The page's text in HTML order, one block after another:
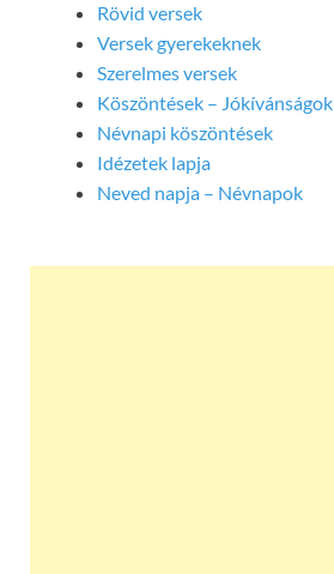
Rövid versek
Versek gyerekeknek
Szerelmes versek
Köszöntések – Jókívánságok
Névnapi köszöntések
Idézetek lapja
Neved napja – Névnapok